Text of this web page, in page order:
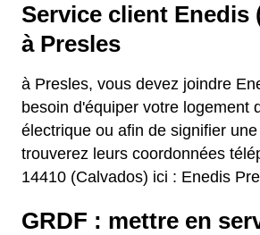
Service client Enedis
à Presles
à Presles, vous devez joindre
besoin d'équiper votre logement
électrique ou afin de signifier
trouverez leurs coordonnées
14410 (Calvados) ici : Enedis
GRDF : mettre en